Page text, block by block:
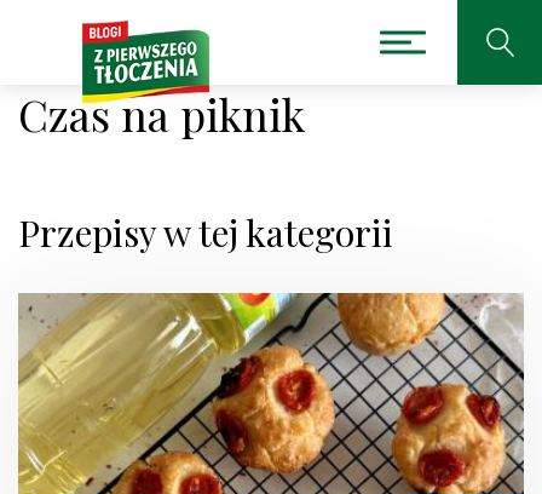
Czas na piknik
Przepisy w tej kategorii